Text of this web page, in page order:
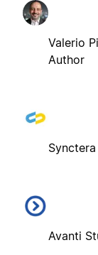
Valerio
Author
Synctera
Avanti